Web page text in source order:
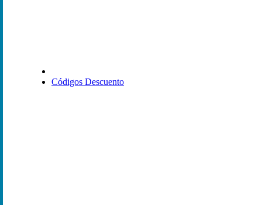
Códigos Descuento